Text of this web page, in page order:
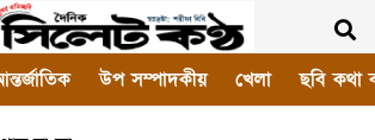
উপ সম্পাদকীয় খেলা ছবি কথা